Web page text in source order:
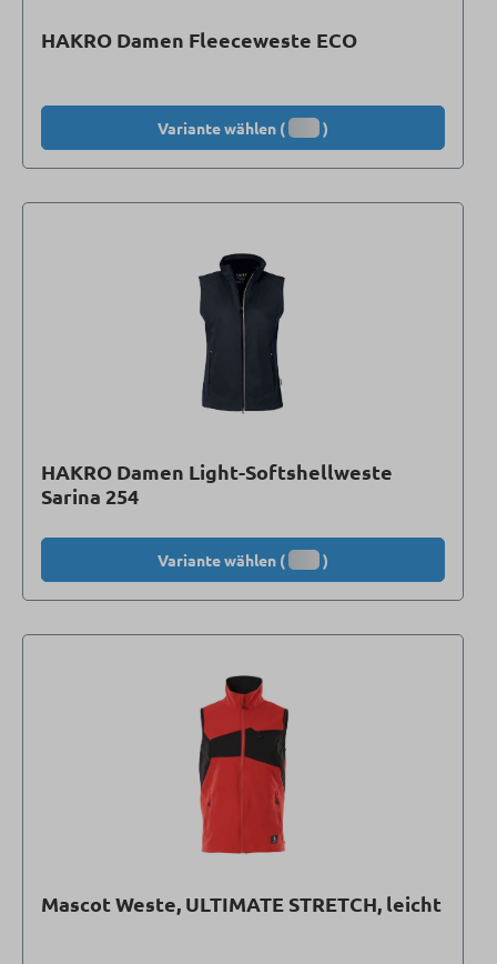
HAKRO Damen Fleeceweste ECO
Variante wählen ( )
HAKRO Damen Light-Softshellweste
Sarina 254
Variante wählen ( )
Mascot Weste, ULTIMATE STRETCH, leicht